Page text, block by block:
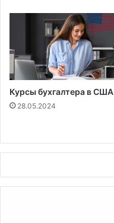
с
и
у
б
е
г
в
Курсы бухгалтера в США
28.05.2024